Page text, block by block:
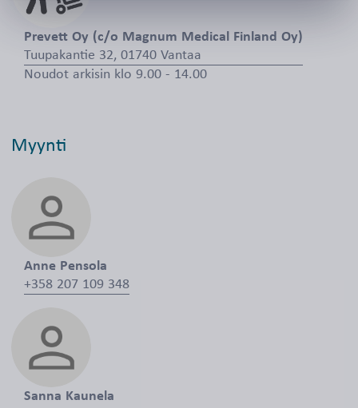
Prevett Oy (c/o Magnum Medical Finland Oy)
Tuupakantie 32, 01740 Vantaa
Noudot arkisin klo 9.00 - 14.00
Myynti
Anne Pensola
+358 207 109 348
Sanna Kaunela